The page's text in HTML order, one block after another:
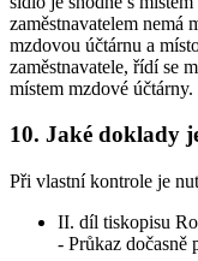
zaměstnavatelem nemá
mzdovou účtárnu a
zaměstnavatele, řídí se
místem mzdové účtárny.
10. Jaké doklady
Při vlastní kontrole je
II. díl tiskopisu
- Průkaz dočasně